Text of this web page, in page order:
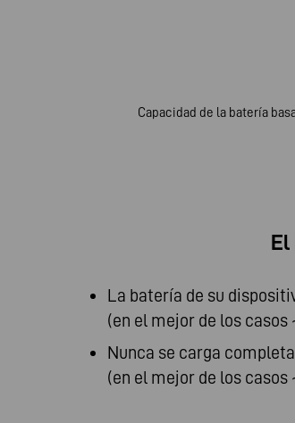
Capacidad de la batería
La batería de su
(en el mejor de los casos
Nunca se carga
(en el mejor de los casos